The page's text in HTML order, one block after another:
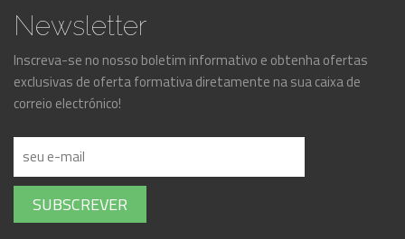
Newsletter
Inscreva-se no nosso boletim informativo e obtenha ofertas
exclusivas de oferta formativa diretamente na sua caixa de
correio electrónico!
SUBSCREVER